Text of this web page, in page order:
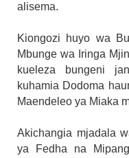
alisema.
Kiongozi huyo wa
Mbunge wa Iringa
kueleza bungeni
kuhamia Dodoma
Maendeleo ya Miaka
Akichangia mjadala
ya Fedha na